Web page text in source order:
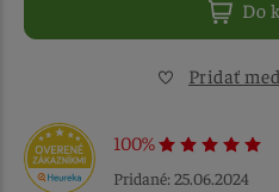
Do
Pridať
100%
Pridané: 25.06.2024